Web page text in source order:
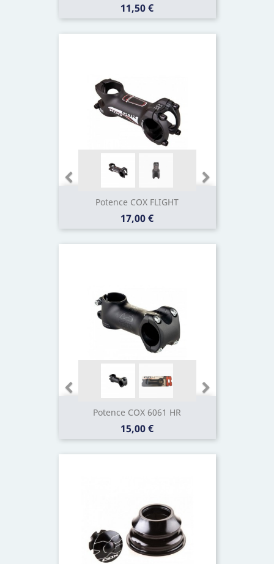
Prix
11,50 €
Potence COX FLIGHT
Prix
17,00 €
Potence COX 6061 HR
Prix
15,00 €